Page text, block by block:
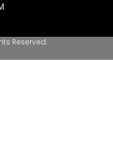
Reserved.